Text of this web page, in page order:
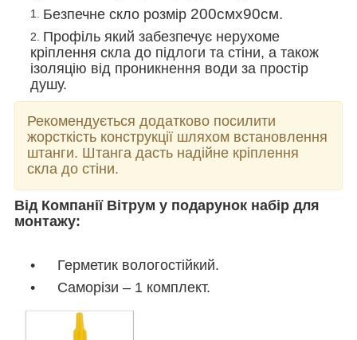
Безпечне скло розмір 200смх90см.
Профіль який забезпечує нерухоме
кріплення скла до підлоги та стіни, а також
ізоляцію від проникнення води за простір
душу.
Рекомендується додатково посилити
жорсткість конструкції шляхом встановлення
штанги. Штанга дасть надійне кріплення
скла до стіни.
Від Компанії Вітрум у подарунок набір для
монтажу:
Герметик вологостійкий.
Саморізи – 1 комплект.